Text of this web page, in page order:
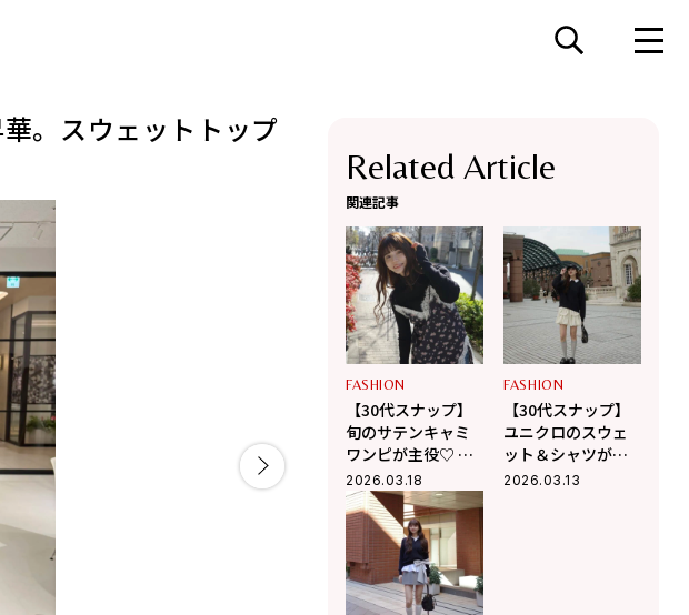
。スウェットトップ
Related Article
関連記事
FASHION
【30代スナップ】
旬のサテンキャミ
ワンピが主役♡ デ
ニムパンツで作る
スイートカジュア
ル
2026.03.18
FASHION
【30代スナップ】
ユニクロのスウェ
ット＆シャツが活
躍！ バルーンミニ
2026.03.13